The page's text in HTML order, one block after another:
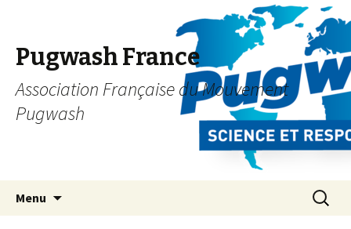
Pugwash France
Association Française du Mouvement
Pugwash
Menu